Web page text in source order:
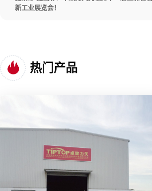
新工业展览会！
热门产品